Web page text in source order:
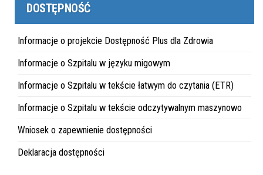
DOSTĘPNOŚĆ
Informacje o projekcie Dostępność Plus dla Zdrowia
Informacje o Szpitalu w języku migowym
Informacje o Szpitalu w tekście łatwym do czytania (ETR)
Informacje o Szpitalu w tekście odczytywalnym maszynowo
Wniosek o zapewnienie dostępności
Deklaracja dostępności